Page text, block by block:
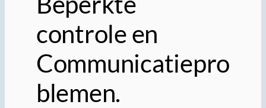
controle en
Communicatiepro
blemen.